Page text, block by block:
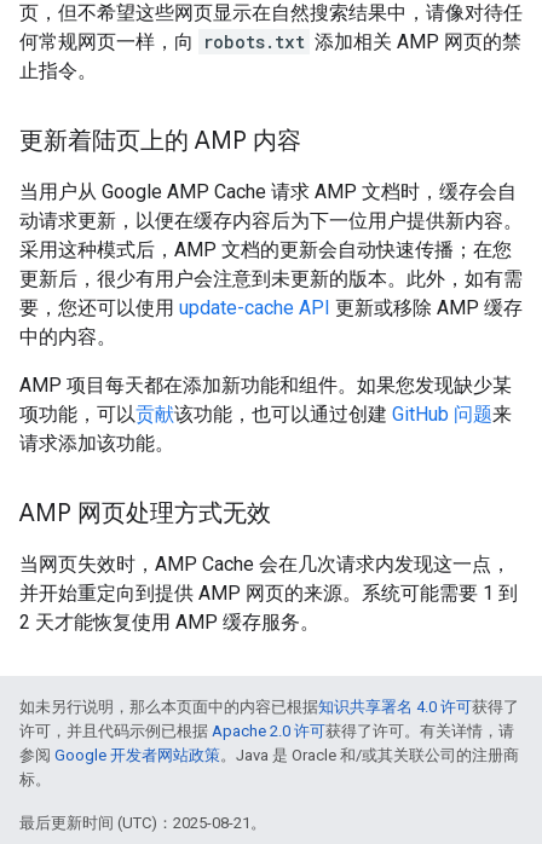
页，但不希望这些网页显示在自然搜索结果中，请像对待任
何常规网页一样，向
robots.txt 添加相关 AMP 网页的禁
止指令。
更新着陆页上的 AMP 内容
当用户从 Google AMP Cache 请求 AMP 文档时，缓存会自
动请求更新，以便在缓存内容后为下一位用户提供新内容。
采用这种模式后，AMP 文档的更新会自动快速传播；在您
更新后，很少有用户会注意到未更新的版本。此外，如有需
要，您还可以使用 update-cache API 更新或移除 AMP 缓存
中的内容。
AMP 项目每天都在添加新功能和组件。如果您发现缺少某
项功能，可以贡献该功能，也可以通过创建 GitHub 问题来
请求添加该功能。
AMP 网页处理方式无效
当网页失效时，AMP Cache 会在几次请求内发现这一点，
并开始重定向到提供 AMP 网页的来源。系统可能需要 1 到
2 天才能恢复使用 AMP 缓存服务。
如未另行说明，那么本页面中的内容已根据知识共享署名 4.0 许可获得了
许可，并且代码示例已根据 Apache 2.0 许可获得了许可。有关详情，请
参阅 Google 开发者网站政策。Java 是 Oracle 和/或其关联公司的注册商
标。
最后更新时间 (UTC)：2025-08-21。